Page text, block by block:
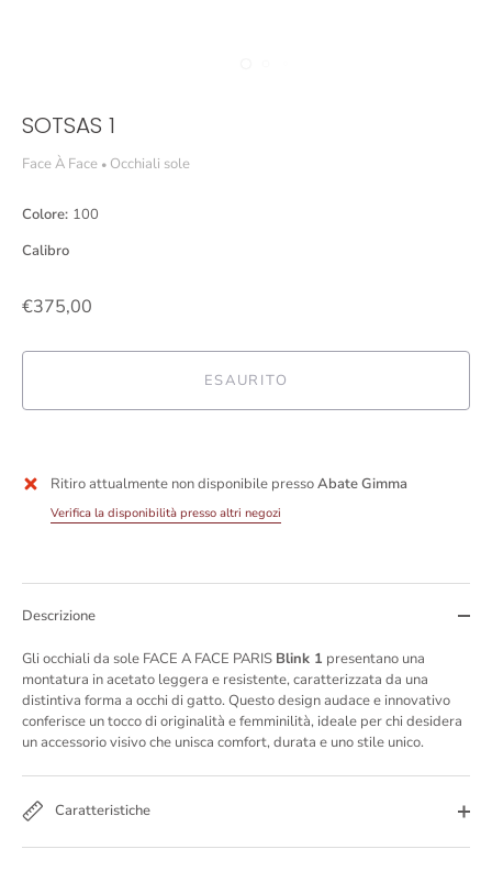
SOTSAS 1
Face À Face • Occhiali sole
Colore: 100
Calibro
€375,00
ESAURITO
Ritiro attualmente non disponibile pressoAbate Gimma
Verifica la disponibilità presso altri negozi
Descrizione
Gli occhiali da sole FACE A FACE PARIS Blink 1 presentano una
montatura in acetato leggera e resistente, caratterizzata da una
distintiva forma a occhi di gatto. Questo design audace e innovativo
conferisce un tocco di originalità e femminilità, ideale per chi desidera
un accessorio visivo che unisca comfort, durata e uno stile unico.
Caratteristiche